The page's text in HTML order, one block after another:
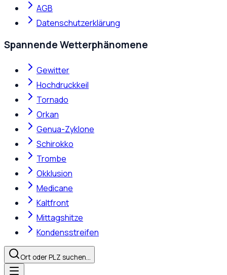
AGB
Datenschutzerklärung
Spannende Wetterphänomene
Gewitter
Hochdruckkeil
Tornado
Orkan
Genua-Zyklone
Schirokko
Trombe
Okklusion
Medicane
Kaltfront
Mittagshitze
Kondensstreifen
Ort oder PLZ suchen…